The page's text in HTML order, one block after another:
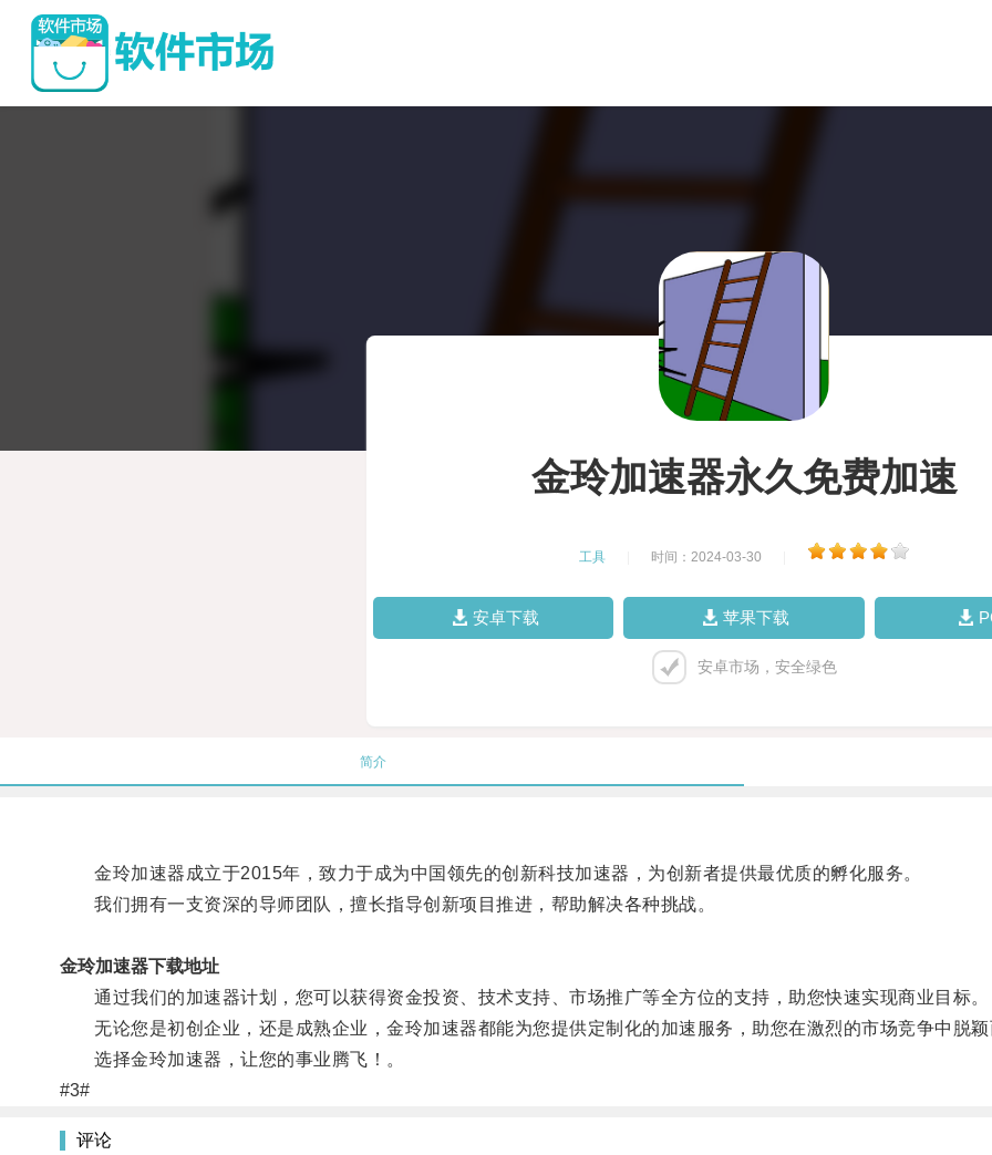
金玲加速器永久免费加速
工具 时间：2024-03-30
安卓下载 苹果下载
安卓市场，安全绿色
简介
金玲加速器成立于2015年，致力于成为中国领先的创新科技加速器，为创新者提供最优质的孵化服务。
我们拥有一支资深的导师团队，擅长指导创新项目推进，帮助解决各种挑战。
金玲加速器下载地址
通过我们的加速器计划，您可以获得资金投资、技术支持、市场推广等全方位的支持，助您快速实现商业目标。
无论您是初创企业，还是成熟企业，金玲加速器都能为您提供定制化的加速服务，助您在激烈的市场竞争中脱颖
选择金玲加速器，让您的事业腾飞！。
#3#
评论